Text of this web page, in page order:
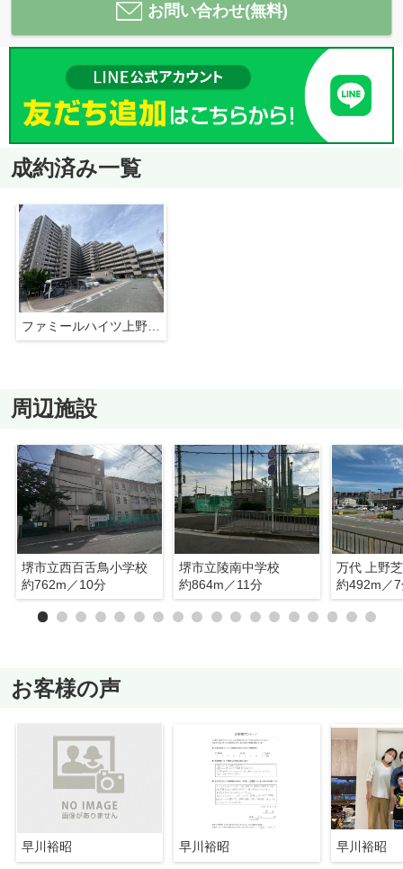
お問い合わせ(無料)
成約済み一覧
ファミールハイツ上野芝三番館
周辺施設
堺市立西百舌鳥小学校
約762m／10分
堺市立陵南中学校
約864m／11分
万代 上野
約492m／
お客様の声
早川裕昭 早川裕昭 早川裕昭